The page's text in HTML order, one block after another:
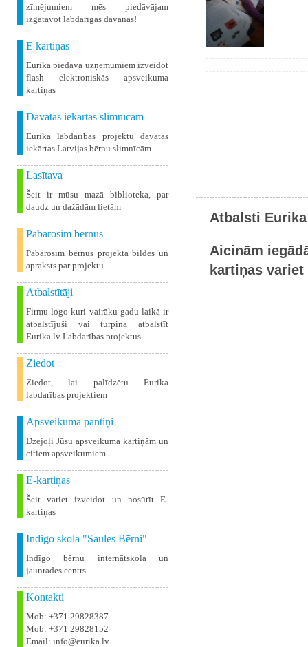
zīmējumiem mēs piedāvājam
izgatavot labdarīgas dāvanas!
E kartiņas
Eurika piedāvā uzņēmumiem izveidot
flash elektroniskās apsveikuma
kartiņas
Dāvātās iekārtas slimnīcām
Eurika labdarības projektu dāvātās
iekārtas Latvijas bērnu slimnīcām
Lasītava
Šeit ir mūsu mazā biblioteka, par
daudz un dažādām lietām
Pabarosim bērnus
Pabarosim bērnus projekta bildes un
apraksts par projektu
Atbalstītāji
Firmu logo kuri vairāku gadu laikā ir
atbalstījuši vai turpina atbalstīt
Eurika.lv Labdarības projektus.
Ziedot
Ziedot, lai palīdzētu Eurika
labdarības projektiem
Apsveikuma pantiņi
Dzejoļi Jūsu apsveikuma kartiņām un
citiem apsveikumiem
E-kartiņas
Šeit variet izveidot un nosūtīt E-
kartiņas
Indigo skola "Saules Bērni"
Indīgo bērnu internātskola un
jaunrades centrs
Kontakti
Mob: +371 29828387
Mob: +371 29828152
Email: info@eurika.lv
Atbalsti
Aicinām
kartiņas variet